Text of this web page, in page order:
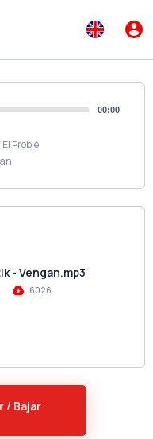
00:00
Proble
- Vengan.mp3
6026
/ Bajar